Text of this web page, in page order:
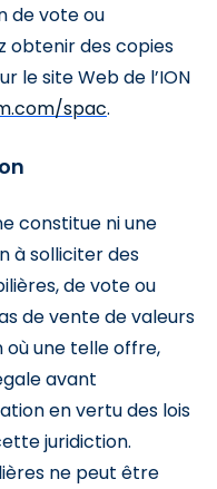
de vote ou
obtenir des copies
le site Web de l’ION
spac.
constitue ni une
à solliciter des
de vote ou
de vente de valeurs
où une telle offre,
avant
en vertu des lois
juridiction.
ne peut être